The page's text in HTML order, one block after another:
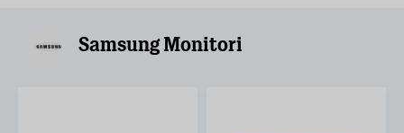
Samsung Monitori